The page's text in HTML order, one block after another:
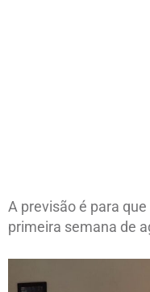
A previsão é para
primeira semana de